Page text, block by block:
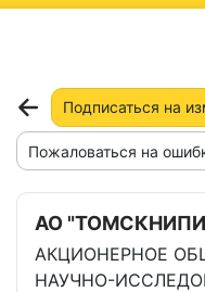
Подписаться на
Пожаловаться на
АО
АКЦИОНЕРНОЕ
НАУЧНО-